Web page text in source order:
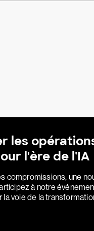
les
l'ère de l'IA
compromissions, une
à notre
voie de la